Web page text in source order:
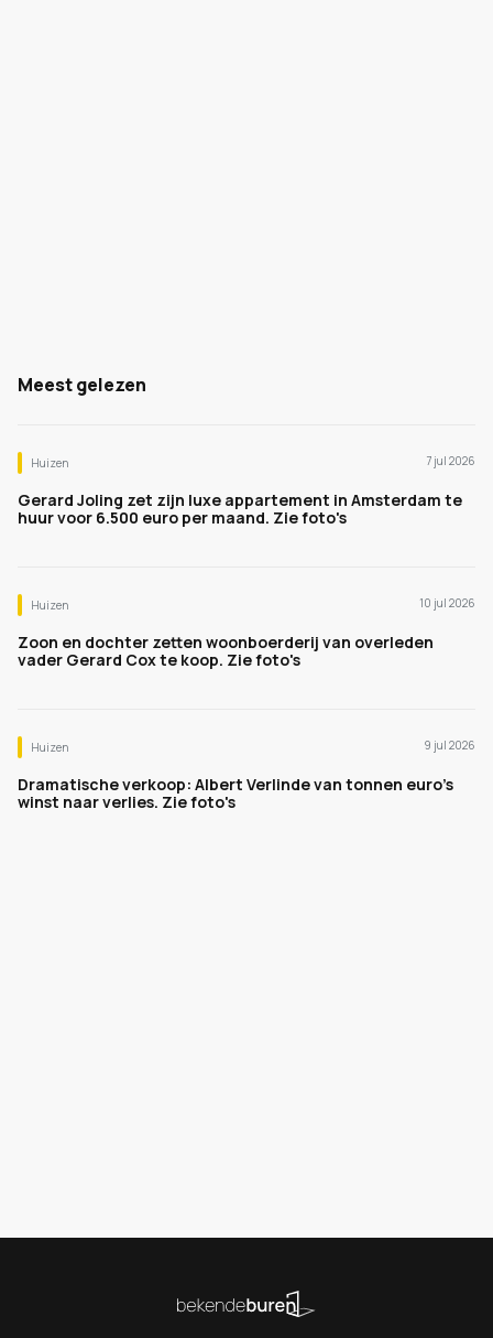
Meest gelezen
Huizen 7 jul 2026
Gerard Joling zet zijn luxe appartement in Amsterdam te
huur voor 6.500 euro per maand. Zie foto's
Huizen 10 jul 2026
Zoon en dochter zetten woonboerderij van overleden
vader Gerard Cox te koop. Zie foto's
Huizen 9 jul 2026
Dramatische verkoop: Albert Verlinde van tonnen euro's
winst naar verlies. Zie foto's